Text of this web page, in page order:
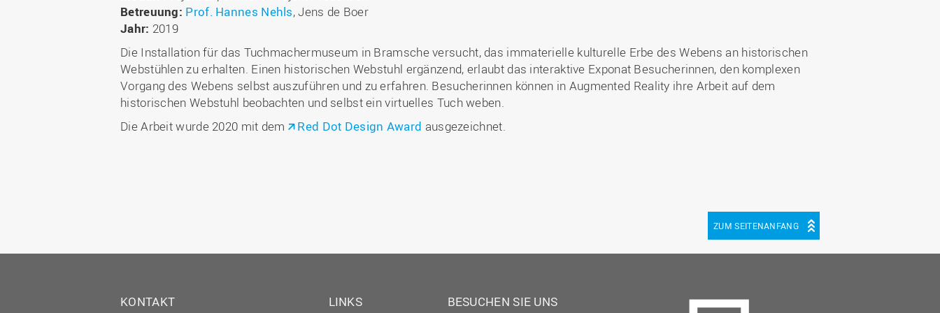
Betreuung: Prof. Hannes Nehls, Jens de Boer
Jahr: 2019
Die Installation für das Tuchmachermuseum in Bramsche versucht, das immaterielle kulturelle Erbe des Webens an historischen
Webstühlen zu erhalten. Einen historischen Webstuhl ergänzend, erlaubt das interaktive Exponat Besucherinnen, den komplexen
Vorgang des Webens selbst auszuführen und zu erfahren. Besucherinnen können in Augmented Reality ihre Arbeit auf dem
historischen Webstuhl beobachten und selbst ein virtuelles Tuch weben.
Die Arbeit wurde 2020 mit dem
Red Dot Design Award ausgezeichnet.
ZUM SEITENANFANG
KONTAKT LINKS BESUCHEN SIE UNS